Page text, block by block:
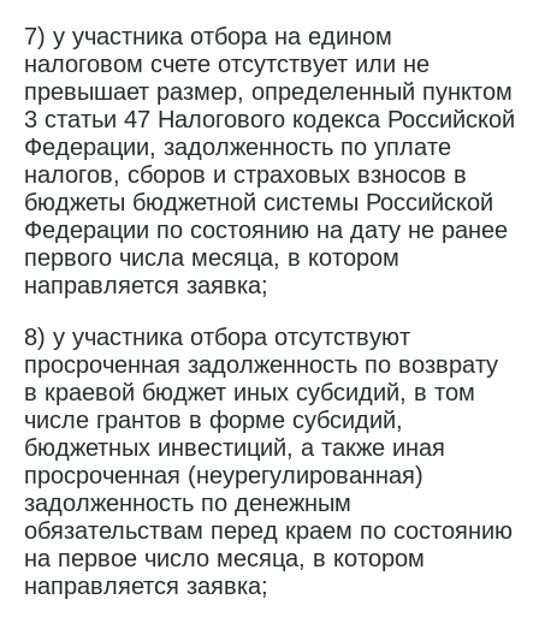
7) у участника отбора на едином
налоговом счете отсутствует или не
превышает размер, определенный пунктом
3 статьи 47 Налогового кодекса Российской
Федерации, задолженность по уплате
налогов, сборов и страховых взносов в
бюджеты бюджетной системы Российской
Федерации по состоянию на дату не ранее
первого числа месяца, в котором
направляется заявка;
8) у участника отбора отсутствуют
просроченная задолженность по возврату
в краевой бюджет иных субсидий, в том
числе грантов в форме субсидий,
бюджетных инвестиций, а также иная
просроченная (неурегулированная)
задолженность по денежным
обязательствам перед краем по состоянию
на первое число месяца, в котором
направляется заявка;